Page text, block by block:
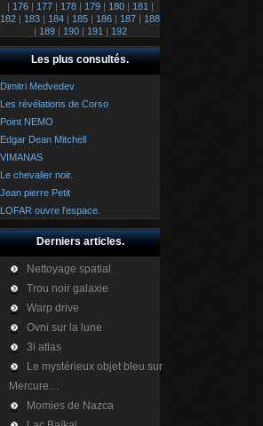
| 176| 177| 178| 179| 180| 181 |
182 | 183 | 184 | 185 | 186 | 187 | 188
| 189| 190| 191 | 192
Les plus consultés.
Dimitri Medvedev
Les révélations de Corso
Point NEMO
Edgar Dean Mitchell
VIMANAS
Le chevalier noir.
Jean pierre Petit
LOFAR ouvre l'espace.
Derniers articles.
Nettoyage spatial
Trou noir galaxie
Warp drive
Ovni sur la lune
3i atlas
Le mystérieux objet bleu sur
Mercure…
Momies de Nazca